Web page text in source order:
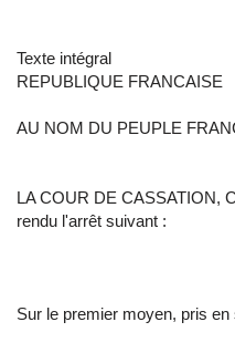
Texte intégral
REPUBLIQUE FRANCAISE
AU NOM DU PEUPLE
LA COUR DE CASSATION,
rendu l'arrêt suivant :
Sur le premier moyen, pris